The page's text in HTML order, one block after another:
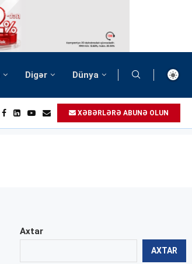
Digər Dünya
XƏBƏRLƏRƏ ABUNƏ OLUN
Axtar
AXTAR